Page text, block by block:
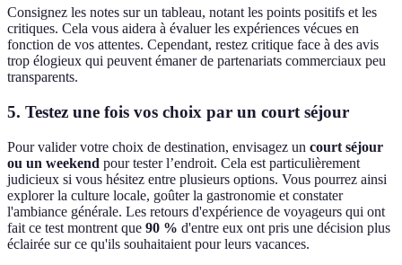
Consignez les notes sur un tableau, notant les points positifs et les
critiques. Cela vous aidera à évaluer les expériences vécues en
fonction de vos attentes. Cependant, restez critique face à des avis
trop élogieux qui peuvent émaner de partenariats commerciaux peu
transparents.
5. Testez une fois vos choix par un court séjour
Pour valider votre choix de destination, envisagez un court séjour
ou un weekend pour tester l’endroit. Cela est particulièrement
judicieux si vous hésitez entre plusieurs options. Vous pourrez ainsi
explorer la culture locale, goûter la gastronomie et constater
l'ambiance générale. Les retours d'expérience de voyageurs qui ont
fait ce test montrent que 90 % d'entre eux ont pris une décision plus
éclairée sur ce qu'ils souhaitaient pour leurs vacances.